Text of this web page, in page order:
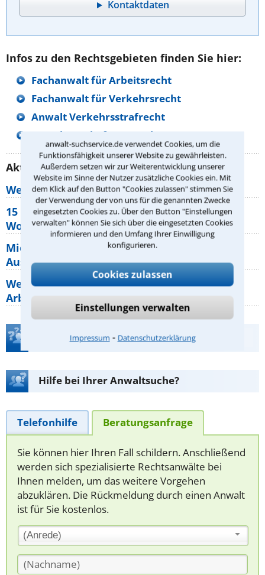
anwalt-suchservice.de verwendet Cookies, um die
Funktionsfähigkeit unserer Website zu gewährleisten.
Außerdem setzen wir zur Weiterentwicklung unserer
Website im Sinne der Nutzer zusätzliche Cookies ein. Mit
dem Klick auf den Button "Cookies zulassen" stimmen Sie
der Verwendung der von uns für die genannten Zwecke
eingesetzten Cookies zu. Über den Button "Einstellungen
verwalten" können Sie sich über die eingesetzten Cookies
informieren und den Umfang Ihrer Einwilligung
konfigurieren.
Cookies zulassen
Einstellungen verwalten
Impressum ⁃ Datenschutzerklärung
Kontaktdaten
Infos zu den Rechtsgebieten finden Sie hier:
Fachanwalt für Arbeitsrecht
Fachanwalt für Verkehrsrecht
Anwalt Verkehrsstrafrecht
Anwalt Arzthaftungsrecht
Aktuelle Rechtstipps unserer Redaktion
Wer muss Zweitwohnungssteuer zahlen?
15 elementare Rechte, die jeder
Wohnungseigentümer kennen sollte
Mietpreisbremse 2026: Alle Regeln,
Ausnahmen und Rechte für Mieter
Welche Regeln für Teilnahme, Urlaub,
Arbeitszeit gelten beim
Teste Dein Rechtswissen
Hilfe bei Ihrer Anwaltsuche?
Telefonhilfe Beratungsanfrage
Sie können hier Ihren Fall schildern. Anschließend
werden sich spezialisierte Rechtsanwälte bei
Ihnen melden, um das weitere Vorgehen
abzuklären. Die Rückmeldung durch einen Anwalt
ist für Sie kostenlos.
(Anrede)